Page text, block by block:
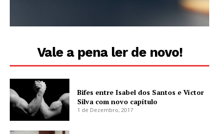
Vale a pena ler de novo!
Bifes entre Isabel dos Santos e Víctor
Silva com novo capítulo
1 de Dezembro, 2017